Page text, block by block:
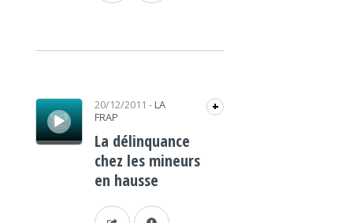
Lecteur audio 20/12/2011 - LA
FRAP
+
La délinquance
chez les mineurs
en hausse